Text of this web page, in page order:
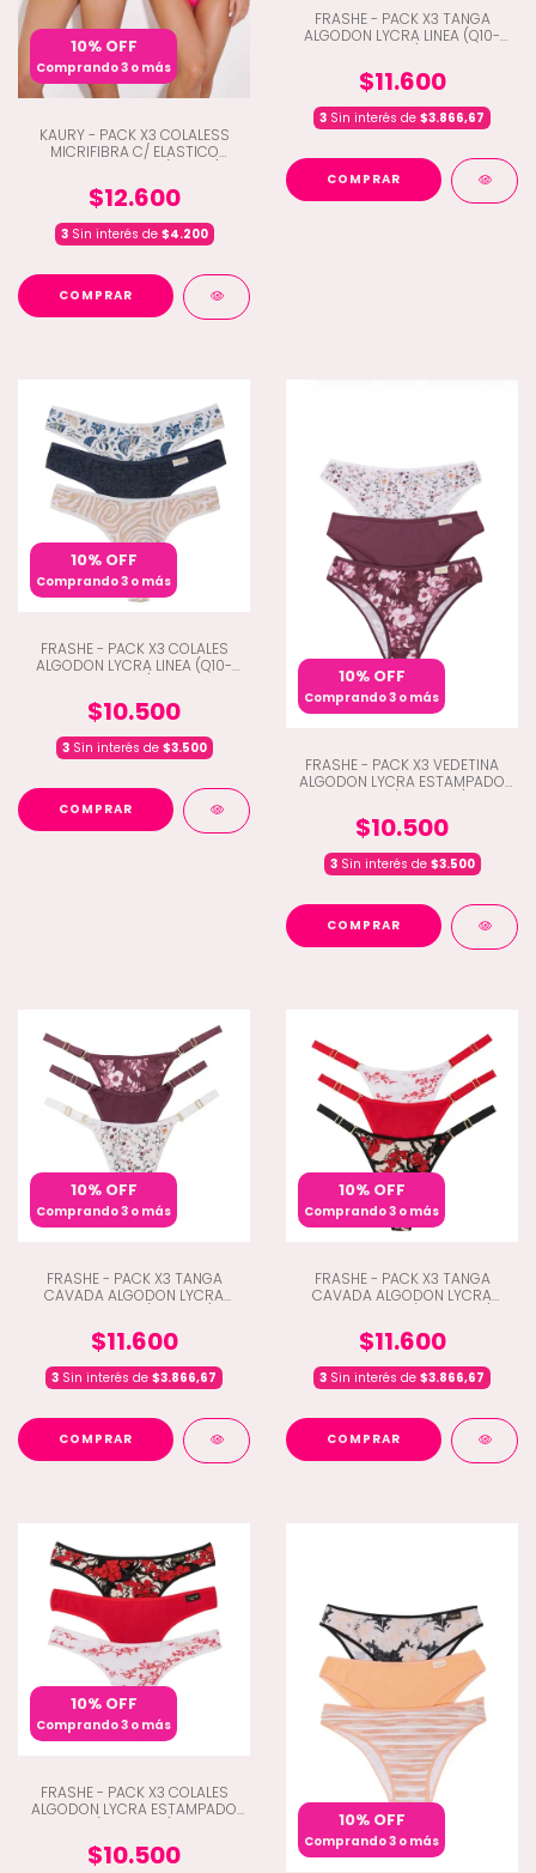
10% OFF
Comprando 3 o más
KAURY - PACK X3 COLALESS
MICRIFIBRA C/ ELASTICO
$12.600
3Sin interés de $4.200
COMPRAR
FRASHE - PACK X3 TANGA
ALGODON LYCRA LINEA (Q10-
$11.600
3 Sin interés de $3.866,67
COMPRAR
10% OFF
Comprando 3 o más
FRASHE - PACK X3 COLALES
ALGODON LYCRA LINEA (Q10-
$10.500
3Sin interés de $3.500
COMPRAR
10% OFF
Comprando 3 o más
FRASHE - PACK X3 VEDETINA
ALGODON LYCRA ESTAMPADO
$10.500
3Sin interés de $3.500
COMPRAR
10% OFF
Comprando 3 o más
FRASHE - PACK X3 TANGA
CAVADA ALGODON LYCRA
$11.600
3 Sin interés de $3.866,67
COMPRAR
10% OFF
Comprando 3 o más
FRASHE - PACK X3 TANGA
CAVADA ALGODON LYCRA
$11.600
3 Sin interés de $3.866,67
COMPRAR
10% OFF
Comprando 3 o más
FRASHE - PACK X3 COLALES
ALGODON LYCRA ESTAMPADO
$10.500
10% OFF
Comprando 3 o más